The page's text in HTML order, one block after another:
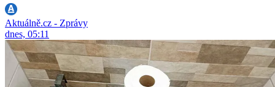
Aktuálně.cz - Zprávy
dnes, 05:11